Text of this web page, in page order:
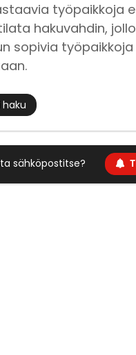
työpaikkoja
hakuvahdin,
sopivia työpaikkoja
haku
sähköpostitse?